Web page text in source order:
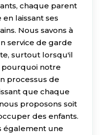
chaque parent
laissant ses
Nous savons à
service de garde
surtout lorsqu'il
pourquoi notre
processus de
que chaque
proposons soit
des enfants.
également une